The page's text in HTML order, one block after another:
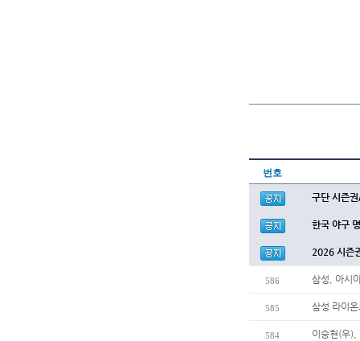
번호
구단 시즌
한국 야구
2026 시즌
586 삼성, 아시
585 삼성 라이
584 이승현(우),